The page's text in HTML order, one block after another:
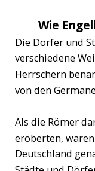
Wie
Die Dörfer und
verschiedene
Herrschern
von den
Als die Römer
eroberten,
Deutschland